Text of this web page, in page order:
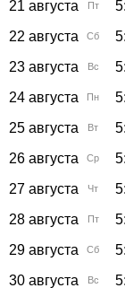
21 августа
Пт
22 августа
Сб
23 августа
Вс
24 августа
Пн
25 августа
Вт
26 августа
Ср
27 августа
Чт
28 августа
Пт
29 августа
Сб
30 августа
Вс